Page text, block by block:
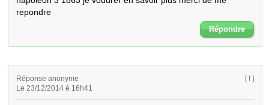
repondre
Répondre
Réponse anonyme
Le 23/12/2014 é 16h41
[ ! ]